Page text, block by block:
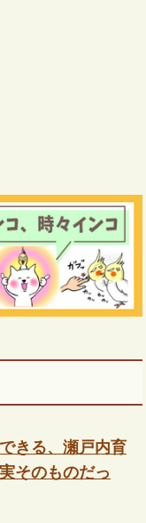
きる、瀬戸内育
そのものだっ